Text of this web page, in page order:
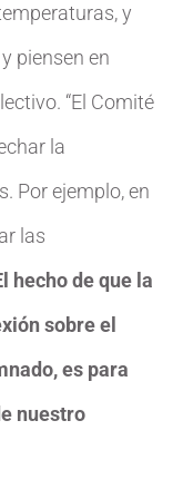
y
piensen en
“El Comité
la
Por ejemplo, en
las
hecho de que la
sobre el
es para
nuestro